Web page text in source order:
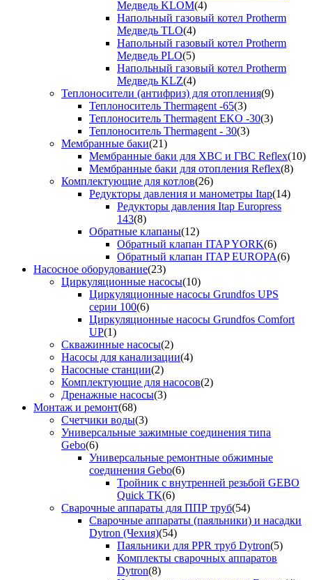
Медведь KLOM(4)
Напольный газовый котел Protherm
Медведь TLO(4)
Напольный газовый котел Protherm
Медведь PLO(5)
Напольный газовый котел Protherm
Медведь KLZ(4)
Теплоносители (антифриз) для отопления(9)
Теплоноситель Thermagent -65(3)
Теплоноситель Thermagent EKO -30(3)
Теплоноситель Thermagent - 30(3)
Мембранные баки(21)
Мембранные баки для ХВС и ГВС Reflex(10)
Мембранные баки для отопления Reflex(8)
Комплектующие для котлов(26)
Редукторы давления и манометры Itap(14)
Редукторы давления Itap Europress
143(8)
Обратные клапаны(12)
Обратный клапан ITAP YORK(6)
Обратный клапан ITAP EUROPA(6)
Насосное оборудование(23)
Циркуляционные насосы(10)
Циркуляционные насосы Grundfos UPS
серии 100(6)
Циркуляционные насосы Grundfos Comfort
UP(1)
Скважинные насосы(2)
Насосы для канализации(4)
Насосные станции(2)
Комплектующие для насосов(2)
Дренажные насосы(3)
Монтаж и ремонт(68)
Счетчики воды(3)
Универсальные зажимные соединения типа
Gebo(6)
Универсальные ремонтные обжимные
соединения Gebo(6)
Тройник с внутренней резьбой GEBO
Quick TK(6)
Сварочные аппараты для ППР труб(54)
Сварочные аппараты (паяльники) и насадки
Dytron (Чехия)(54)
Паяльники для PPR труб Dytron(5)
Комплекты сварочных аппаратов
Dytron(8)